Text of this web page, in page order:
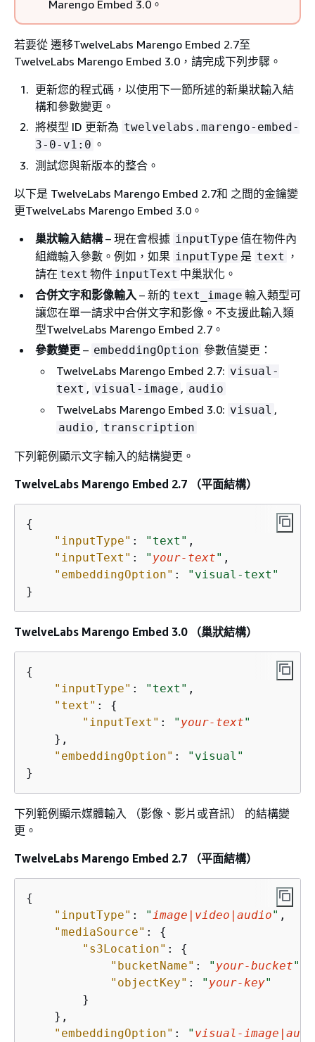
Marengo Embed 3.0。
若要從 遷移TwelveLabs Marengo Embed 2.7至
TwelveLabs Marengo Embed 3.0，請完成下列步驟。
更新您的程式碼，以使用下一節所述的新巢狀輸入結
構和參數變更。
將模型 ID 更新為 twelvelabs.marengo-embed-
3-0-v1:0 。
測試您與新版本的整合。
以下是 TwelveLabs Marengo Embed 2.7和 之間的金鑰變
更TwelveLabs Marengo Embed 3.0。
巢狀輸入結構– 現在會根據 inputType 值在物件內
組織輸入參數。例如，如果 inputType 是 text ，
請在 text 物件 inputText 中巢狀化。
合併文字和影像輸入 – 新的 text_image 輸入類型可
讓您在單一請求中合併文字和影像。不支援此輸入類
型TwelveLabs Marengo Embed 2.7。
參數變更 – embeddingOption 參數值變更：
TwelveLabs Marengo Embed 2.7: visual-
text , visual-image , audio
TwelveLabs Marengo Embed 3.0: visual ,
audio , transcription
下列範例顯示文字輸入的結構變更。
TwelveLabs Marengo Embed 2.7 （平面結構）
{
"inputType" : "text" ,
"inputText" : " your-text" ,
"embeddingOption" :
"visual-text"
}
TwelveLabs Marengo Embed 3.0 （巢狀結構）
{
"inputType" : "text" ,
"text" : {
"inputText" : " your-text"
    },
"embeddingOption" :
"visual"
}
下列範例顯示媒體輸入 （影像、影片或音訊） 的結構變
更。
TwelveLabs Marengo Embed 2.7 （平面結構）
{
"inputType" : " image|video|audio" ,
"mediaSource" : {
"s3Location" : {
"bucketName" : " your-bucket"
"objectKey" : " your-key"
        }
    },
"embeddingOption" : " visual-